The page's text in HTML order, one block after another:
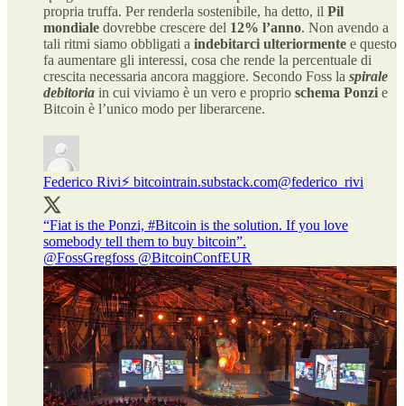
propria truffa. Per renderla sostenibile, ha detto, il Pil
mondiale dovrebbe crescere del 12% l’anno. Non avendo a
tali ritmi siamo obbligati a indebitarci ulteriormente e questo
fa aumentare gli interessi, cosa che rende la percentuale di
crescita necessaria ancora maggiore. Secondo Foss la spirale
debitoria in cui viviamo è un vero e proprio schema Ponzi e
Bitcoin è l’unico modo per liberarcene.
Federico Rivi⚡️ bitcointrain.substack.com@federico_rivi
“Fiat is the Ponzi, #Bitcoin is the solution. If you love
@FossGregfoss @BitcoinConfEUR